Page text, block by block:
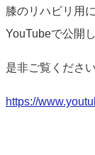
膝のリハビリ用
YouTubeで公開
是非ご覧ください
https://